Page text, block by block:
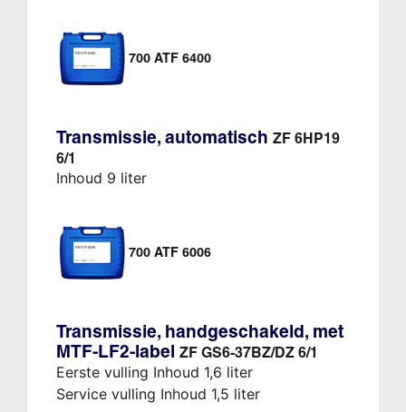
700 ATF 6400
Transmissie, automatisch ZF 6HP19
6/1
Inhoud 9 liter
700 ATF 6006
Transmissie, handgeschakeld, met
MTF-LF2-label ZF GS6-37BZ/DZ 6/1
Eerste vulling Inhoud 1,6 liter
Service vulling Inhoud 1,5 liter